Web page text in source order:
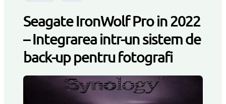
Seagate IronWolf Pro in 2022
– Integrarea intr-un sistem de
back-up pentru fotografi